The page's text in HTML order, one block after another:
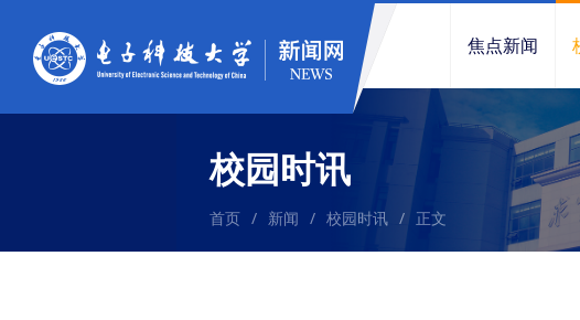
焦点新闻
校园时讯
首页 / 新闻 / 校园时讯 / 正文